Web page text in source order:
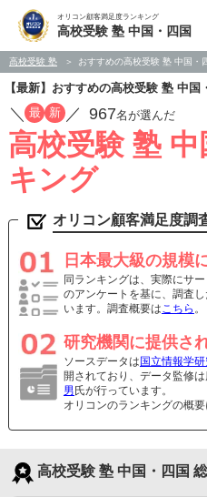
オリコン顧客満足度ランキング
高校受験 塾 中国・四国
高校受験 塾 おすすめの高校受験 塾 中国・
【最新】おすすめの高校受験 塾 中
／ 最 新 ／ 967名が選んだ
高校受験 塾
キング
オリコン顧客満足度調
日本最大級の規模
同ランキングは、実際にサ
のアンケートを基に、調査
います。調査概要はこちら 。
研究機関に提供さ
ソースデータは 国立情報学
開されており、データ監修
男 氏が行っています。
オリコンのランキングの概
高校受験 塾 中国・四国